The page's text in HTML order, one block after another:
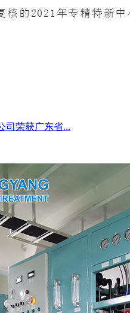
司荣获广东省...